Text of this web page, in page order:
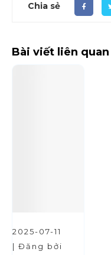
Chia sẻ
Bài viết liên quan
2025-07-11
| Đăng bởi